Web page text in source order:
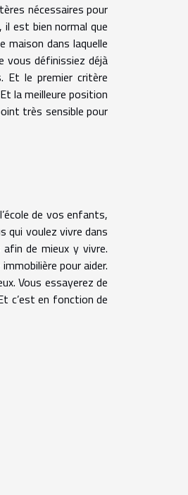
nécessaires pour
il est bien normal que
maison dans laquelle
vous définissiez déjà
Et le premier critère
la meilleure position
très sensible pour
de vos enfants,
qui voulez vivre dans
de mieux y vivre.
pour aider.
Vous essayerez de
c’est en fonction de